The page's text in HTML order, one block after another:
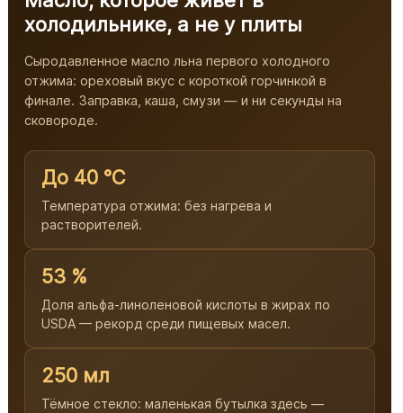
холодильнике, а не у плиты
Сыродавленное масло льна первого холодного
отжима: ореховый вкус с короткой горчинкой в
финале. Заправка, каша, смузи — и ни секунды на
сковороде.
До 40 °C
Температура отжима: без нагрева и
растворителей.
53 %
Доля альфа-линоленовой кислоты в жирах по
USDA — рекорд среди пищевых масел.
250 мл
Тёмное стекло: маленькая бутылка здесь —